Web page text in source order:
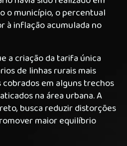
o município, o percentual
à inflação acumulada no
a criação da tarifa única
de linhas rurais mais
cobrados em alguns trechos
na área urbana. A
busca reduzir distorções
maior equilíbrio